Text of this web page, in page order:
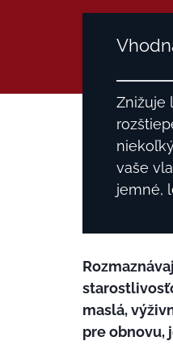
Znižuje
vaše
jemné,
maslá,
pre obnovu,